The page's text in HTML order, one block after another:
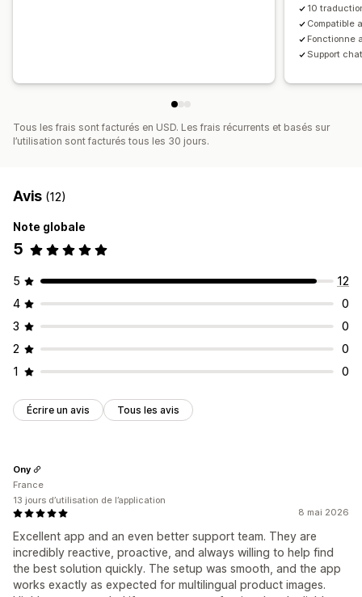
10
Compatible
Fonctionne
Support
Tous les frais sont facturés en USD. Les frais récurrents et basés sur
l’utilisation sont facturés tous les 30 jours.
Avis (12)
Note globale
5
5
12
4
0
3
0
2
0
1
0
Écrire un avis Tous les avis
8 mai 2026
Excellent app and an even better support team. They are
incredibly reactive, proactive, and always willing to help find
the best solution quickly. The setup was smooth, and the app
works exactly as expected for multilingual product images.
Ony
France
13 jours d’utilisation de l’application